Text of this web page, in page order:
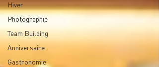
Hiver
Photographie
Team Building
Anniversaire
Gastronomie